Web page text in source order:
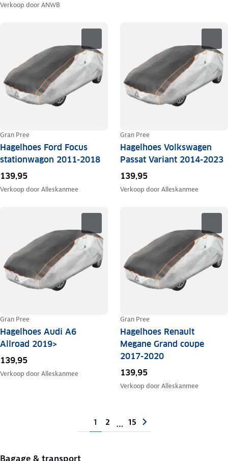
Verkoop doorANWB
Gran Pree
Hagelhoes Ford Focus
stationwagon 2011-2018
139,95
Verkoop doorAlleskanmee
Gran Pree
Hagelhoes Volkswagen
Passat Variant 2014-2023
139,95
Verkoop doorAlleskanmee
Gran Pree
Hagelhoes Audi A6
Allroad 2019>
139,95
Verkoop doorAlleskanmee
Gran Pree
Hagelhoes Renault
Megane Grand coupe
2017-2020
139,95
Verkoop doorAlleskanmee
1 2 … 15
Bagage & transport